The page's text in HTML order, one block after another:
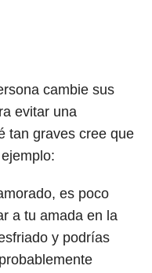
cambie sus
evitar una
tan graves cree que
es poco
a tu amada en la
y podrías